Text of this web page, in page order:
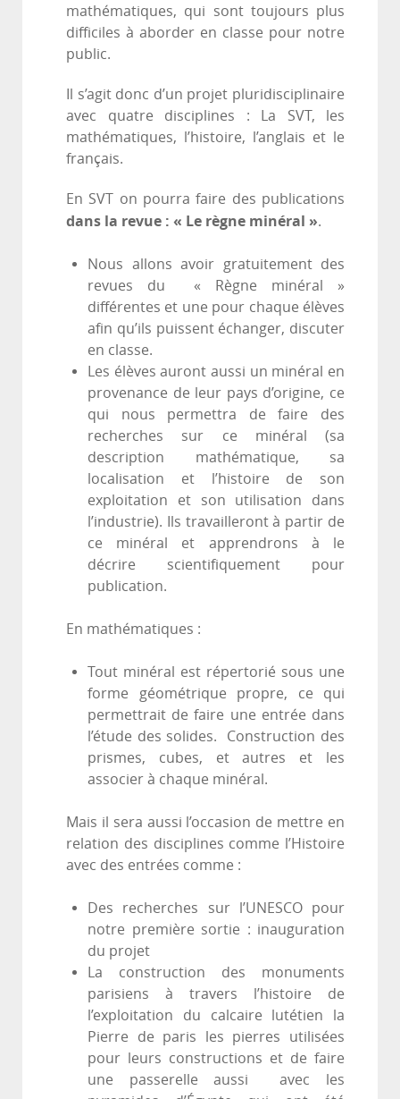
mathématiques, qui sont toujours plus
difficiles à aborder en classe pour notre
public.
Il s’agit donc d’un projet pluridisciplinaire
avec quatre disciplines : La SVT, les
mathématiques, l’histoire, l’anglais et le
français.
En SVT on pourra faire des publications
dans la revue : « Le règne minéral ».
Nous allons avoir gratuitement des
revues du « Règne minéral »
différentes et une pour chaque élèves
afin qu’ils puissent échanger, discuter
en classe.
Les élèves auront aussi un minéral en
provenance de leur pays d’origine, ce
qui nous permettra de faire des
recherches sur ce minéral (sa
description mathématique, sa
localisation et l’histoire de son
exploitation et son utilisation dans
l’industrie). Ils travailleront à partir de
ce minéral et apprendrons à le
décrire scientifiquement pour
publication.
En mathématiques :
Tout minéral est répertorié sous une
forme géométrique propre, ce qui
permettrait de faire une entrée dans
l’étude des solides. Construction des
prismes, cubes, et autres et les
associer à chaque minéral.
Mais il sera aussi l’occasion de mettre en
relation des disciplines comme l’Histoire
avec des entrées comme :
Des recherches sur l’UNESCO pour
notre première sortie : inauguration
du projet
La construction des monuments
parisiens à travers l’histoire de
l’exploitation du calcaire lutétien la
Pierre de paris les pierres utilisées
pour leurs constructions et de faire
une passerelle aussi avec les